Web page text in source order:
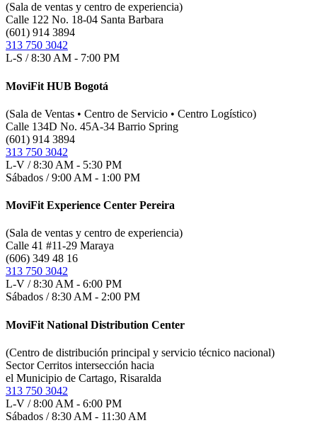
(Sala de ventas y centro de experiencia)
Calle 122 No. 18-04 Santa Barbara
(601) 914 3894
313 750 3042
L-S / 8:30 AM - 7:00 PM
MoviFit HUB Bogotá
(Sala de Ventas • Centro de Servicio • Centro Logístico)
Calle 134D No. 45A-34 Barrio Spring
(601) 914 3894
313 750 3042
L-V / 8:30 AM - 5:30 PM
Sábados / 9:00 AM - 1:00 PM
MoviFit Experience Center Pereira
(Sala de ventas y centro de experiencia)
Calle 41 #11-29 Maraya
(606) 349 48 16
313 750 3042
L-V / 8:30 AM - 6:00 PM
Sábados / 8:30 AM - 2:00 PM
MoviFit National Distribution Center
(Centro de distribución principal y servicio técnico nacional)
Sector Cerritos intersección hacia
el Municipio de Cartago, Risaralda
313 750 3042
L-V / 8:00 AM - 6:00 PM
Sábados / 8:30 AM - 11:30 AM